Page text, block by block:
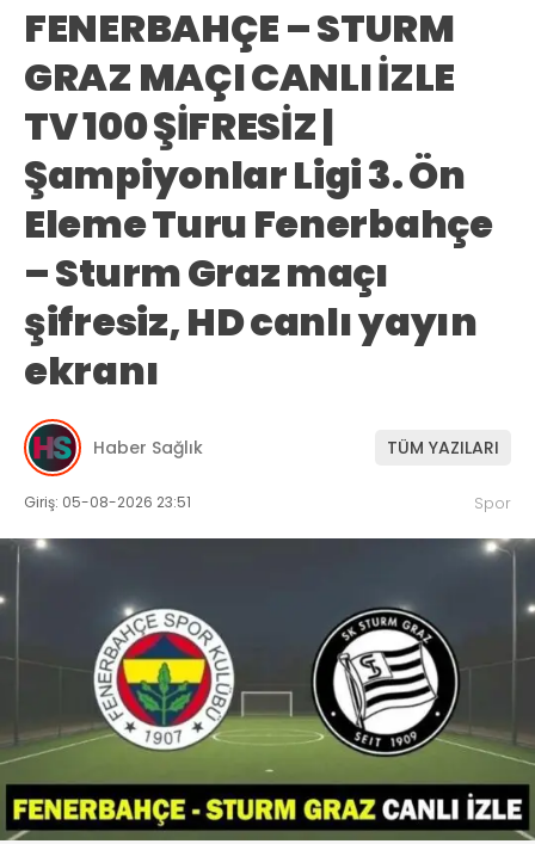
FENERBAHÇE – STURM
GRAZ MAÇI CANLI İZLE
TV 100 ŞİFRESİZ |
Şampiyonlar Ligi 3. Ön
Eleme Turu Fenerbahçe
– Sturm Graz maçı
şifresiz, HD canlı yayın
ekranı
Haber Sağlık TÜM YAZILARI
Giriş: 05-08-2026 23:51 Spor